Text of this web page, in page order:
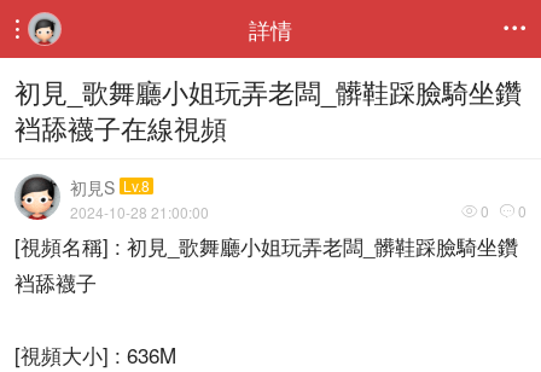
 詳情 
初見_歌舞廳小姐玩弄老闆_髒鞋踩臉騎坐鑽
裆舔襪子在線視頻
初見S Lv.8
 0  0
2024-10-28 21:00:00
[視頻名稱] : 初見_歌舞廳小姐玩弄老闆_髒鞋踩臉騎坐鑽
裆舔襪子
[視頻大小] : 636M